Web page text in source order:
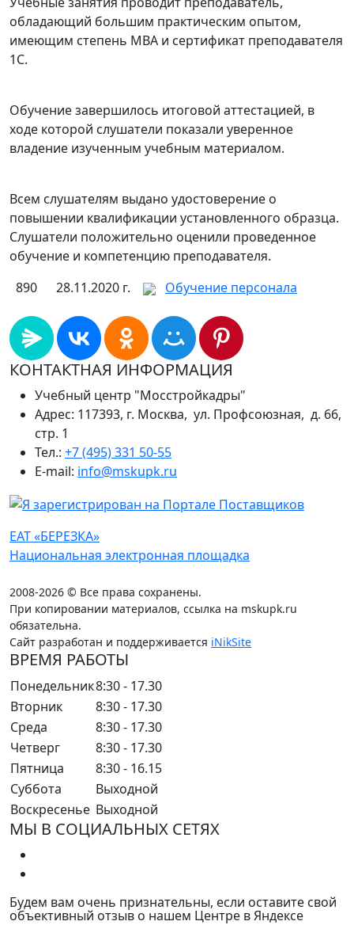
обладающий большим практическим опытом,
имеющим степень MBA и сертификат преподавателя
1С.
Обучение завершилось итоговой аттестацией, в
ходе которой слушатели показали уверенное
владение изученным учебным материалом.
Всем слушателям выдано удостоверение о
повышении квалификации установленного образца.
Слушатели положительно оценили проведенное
обучение и компетенцию преподавателя.
890
28.11.2020 г. Обучение персонала
КОНТАКТНАЯ ИНФОРМАЦИЯ
Учебный центр "Мосстройкадры"
Адрес: 117393, г. Москва, ул. Профсоюзная, д. 66,
стр. 1
Тел.: +7 (495) 331 50-55
E-mail: info@mskupk.ru
ЕАТ «БЕРЕЗКА»
Национальная электронная площадка
2008-2026 © Все права сохранены.
При копировании материалов, ссылка на mskupk.ru
обязательна.
Сайт разработан и поддерживается iNikSite
ВРЕМЯ РАБОТЫ
Понедельник8:30 - 17.30
Вторник
8:30 - 17.30
Среда
8:30 - 17.30
Четверг
8:30 - 17.30
Пятница
8:30 - 16.15
Суббота
Выходной
Воскресенье Выходной
МЫ В СОЦИАЛЬНЫХ СЕТЯХ
Будем вам очень признательны, если оставите свой
объективный отзыв о нашем Центре в Яндексе